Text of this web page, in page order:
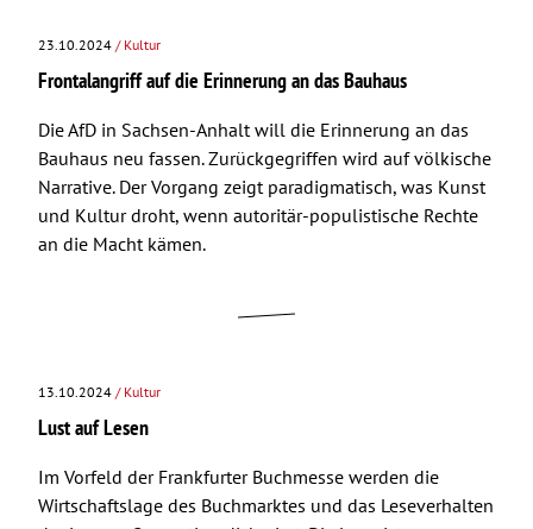
23.10.2024 / Kultur
Frontalangriff auf die Erinnerung an das Bauhaus
Die AfD in Sachsen-Anhalt will die Erinnerung an das
Bauhaus neu fassen. Zurückgegriffen wird auf völkische
Narrative. Der Vorgang zeigt paradigmatisch, was Kunst
und Kultur droht, wenn autoritär-populistische Rechte
an die Macht kämen.
13.10.2024 / Kultur
Lust auf Lesen
Im Vorfeld der Frankfurter Buchmesse werden die
Wirtschaftslage des Buchmarktes und das Leseverhalten